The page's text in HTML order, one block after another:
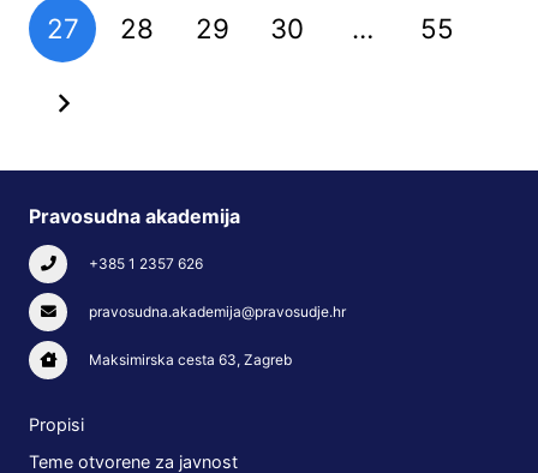
27 28 29 30 … 55
Pravosudna akademija
+385 1 2357 626
pravosudna.akademija@pravosudje.hr
Maksimirska cesta 63, Zagreb
Propisi
Teme otvorene za javnost